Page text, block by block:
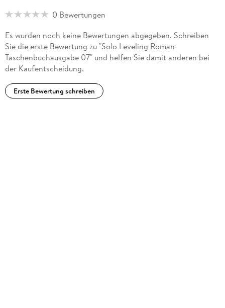
0 Bewertungen
Es wurden noch keine Bewertungen abgegeben. Schreiben
Sie die erste Bewertung zu "Solo Leveling Roman
Taschenbuchausgabe 07" und helfen Sie damit anderen bei
der Kaufentscheidung.
Erste Bewertung schreiben